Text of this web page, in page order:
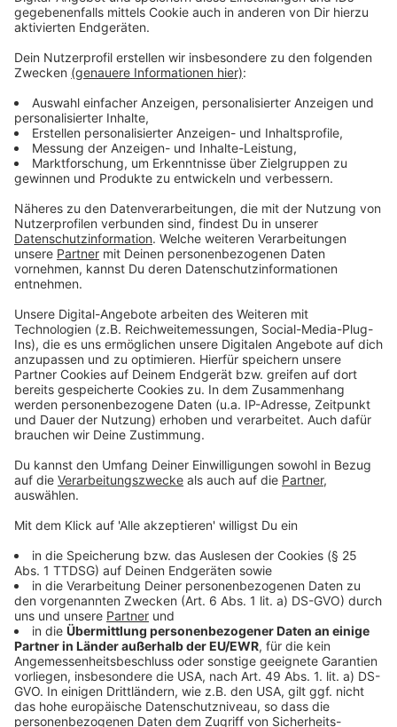
Wir benötigen Ihre
Zustimmung, um den YouTube
Video-Service zu laden!
Wir verwenden einen Service eines
Drittanbieters, um Videoinhalte
einzubetten. Dieser Service kann
Daten zu Ihren Aktivitäten
Details durch und stimmen Sie der
Nutzung des Service zu, um dieses
Video anzusehen.
Akzeptieren
powered byUsercentrics Consent
Management Platform
Im Kino waren sie Kassenschlager. Nun erobern sie
auch die Streaming-Welt für sich.
Anzeige
©Copyright: Pixar / Disney+
Auch Ligthning McQueen darf beim Streaming-
Abenteuer nicht fehlen...
Anzeige
©Copyright: Pixar / Disney+
Marshmallows und Popcorn raus - das Pixar Abenteuer
kann beginnen!
Anzeige